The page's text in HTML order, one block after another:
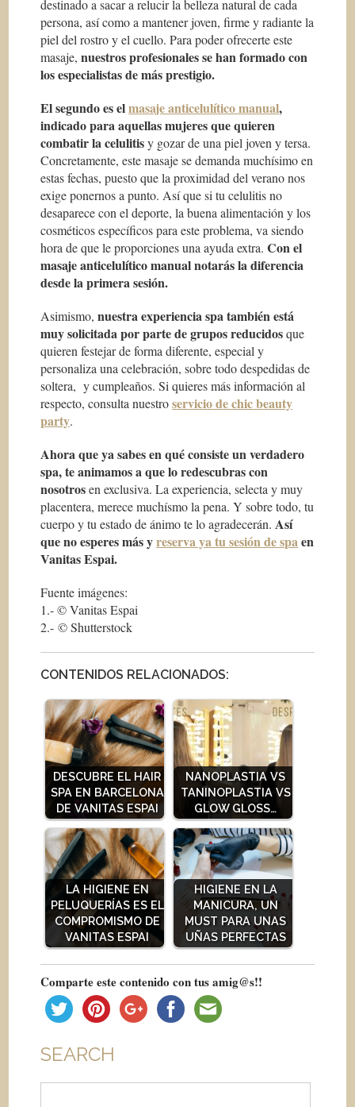
destinado a sacar a relucir la belleza natural de cada
persona, así como a mantener joven, firme y radiante la
piel del rostro y el cuello. Para poder ofrecerte este
masaje,nuestros profesionales se han formado con
los especialistas de más prestigio.
El segundo es elmasaje anticelulítico manual,
indicado para aquellas mujeres que quieren
combatir la celulitisy gozar de una piel joven y tersa.
Concretamente, este masaje se demanda muchísimo en
estas fechas, puesto que la proximidad del verano nos
exige ponernos a punto. Así que si tu celulitis no
desaparece con el deporte, la buena alimentación y los
cosméticos específicos para este problema, va siendo
hora de que le proporciones una ayuda extra.Con el
masaje anticelulítico manual notarás la diferencia
desde la primera sesión.
Asimismo,nuestra experiencia spa también está
muy solicitada por parte de grupos reducidosque
quieren festejar de forma diferente, especial y
personaliza una celebración, sobre todo despedidas de
soltera, y cumpleaños. Si quieres más información al
respecto, consulta nuestroservicio de chic beauty
party.
Ahora que ya sabes en qué consiste un verdadero
spa, te animamos a que lo redescubras con
nosotrosen exclusiva. La experiencia, selecta y muy
placentera, merece muchísmo la pena. Y sobre todo, tu
cuerpo y tu estado de ánimo te lo agradecerán. Así
que no esperes más yreserva ya tu sesión de spa en
Vanitas Espai.
Fuente imágenes:
1.- © Vanitas Espai
2.- © Shutterstock
CONTENIDOS RELACIONADOS:
DESCUBRE EL HAIR
SPA EN BARCELONA
DE VANITAS ESPAI
NANOPLASTIA VS
TANINOPLASTIA VS
GLOW GLOSS…
LA HIGIENE EN
PELUQUERÍAS ES EL
COMPROMISMO DE
VANITAS ESPAI
HIGIENE EN LA
MANICURA, UN
MUST PARA UNAS
UÑAS PERFECTAS
Comparte este contenido con tus amig@s!!
SEARCH